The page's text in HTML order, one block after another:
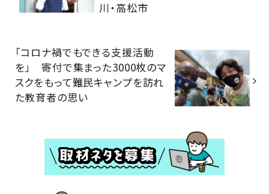
川・高松市
「コロナ禍でもできる支援活動
を」 寄付で集まった3000枚のマ
スクをもって難民キャンプを訪れ
た教育者の思い